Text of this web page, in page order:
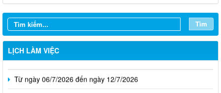
Tìm
LỊCH LÀM VIỆC
Từ ngày 27/7/2026 đến ngày 02/8/2026
Từ ngày 20/7/2026 đến ngày 26/7/2026
Từ ngày 13/7/2026 đến ngày 18/7/2026
Từ ngày 06/7/2026 đến ngày 12/7/2026